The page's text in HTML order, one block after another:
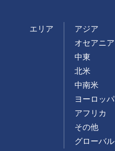
エリア
アジア
オセアニア
中東
北米
中南米
ヨーロッパ
アフリカ
その他
グローバル